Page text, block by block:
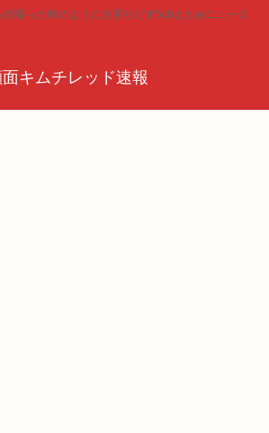
頬張った時のように火照りだす5chまとめニュース
面キムチレッド速報